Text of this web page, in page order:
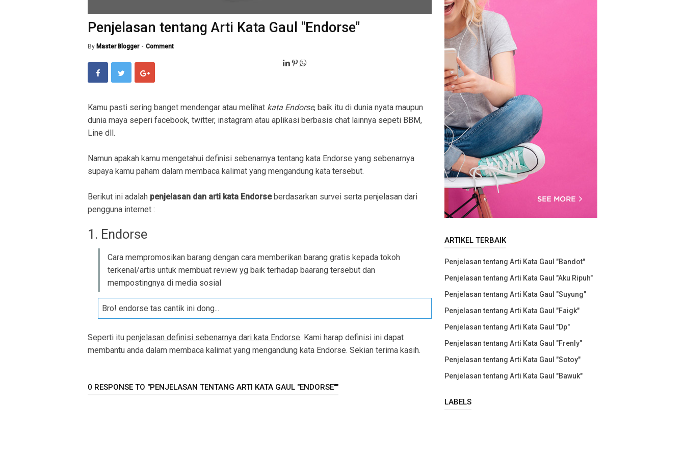
Penjelasan tentang Arti Kata Gaul "Endorse"
By Master Blogger Comment
Kamu pasti sering banget mendengar atau melihat kata Endorse, baik itu di dunia nyata maupun
dunia maya seperi facebook, twitter, instagram atau aplikasi berbasis chat lainnya sepeti BBM,
Line dll.
Namun apakah kamu mengetahui definisi sebenarnya tentang kata Endorse yang sebenarnya
supaya kamu paham dalam membaca kalimat yang mengandung kata tersebut.
Berikut ini adalah penjelasan dan arti kata Endorseberdasarkan survei serta penjelasan dari
pengguna internet :
1. Endorse
Cara mempromosikan barang dengan cara memberikan barang gratis kepada tokoh
terkenal/artis untuk membuat review yg baik terhadap baarang tersebut dan
mempostingnya di media sosial
Bro! endorse tas cantik ini dong...
Seperti itu penjelasan definisi sebenarnya dari kata Endorse. Kami harap definisi ini dapat
membantu anda dalam membaca kalimat yang mengandung kata Endorse. Sekian terima kasih.
0 RESPONSE TO "PENJELASAN TENTANG ARTI KATA GAUL "ENDORSE""
ARTIKEL TERBAIK
Penjelasan tentang Arti Kata Gaul "Bandot"
Penjelasan tentang Arti Kata Gaul "Aku Ripuh"
Penjelasan tentang Arti Kata Gaul "Suyung"
Penjelasan tentang Arti Kata Gaul "Faigk"
Penjelasan tentang Arti Kata Gaul "Dp"
Penjelasan tentang Arti Kata Gaul "Frenly"
Penjelasan tentang Arti Kata Gaul "Sotoy"
Penjelasan tentang Arti Kata Gaul "Bawuk"
LABELS